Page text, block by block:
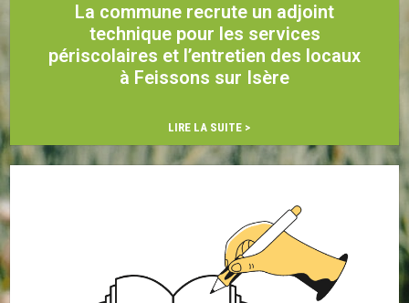
La commune recrute un adjoint
technique pour les services
périscolaires et l’entretien des locaux
à Feissons sur Isère
LIRE LA SUITE >